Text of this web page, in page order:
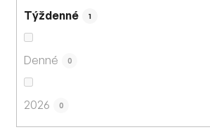
Týždenné 1
Denné 0
2026 0